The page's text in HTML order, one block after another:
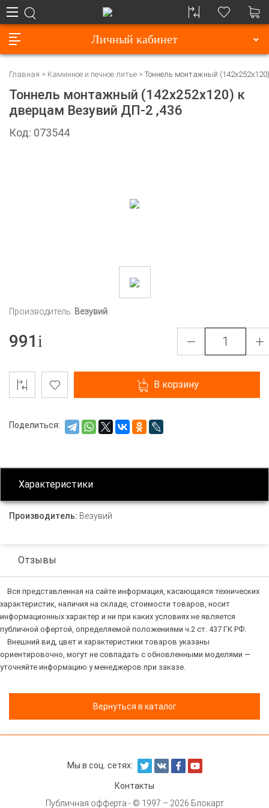
Личный кабинет
Главная Каминное и печное литье Тоннель монтажный
Тоннель монтажный (142х252х120) к
дверцам Везувий ДП-2 ,436
Код: 073544
Производитель: Везувий
991
В корзину
Поделиться:
Характеристики
Производитель: Везувий
Отзывы
Вся представленная на сайте информация, касающаяся технических
характеристик, наличия на складе, стоимости товаров, носит
информационных характер и ни при каких условиях не является
публичной офертой, определяемой положениями ч.2 ст. 437 ГК РФ.
Внешний вид, цвет и характеристики товаров указаны
ориентировочно, могут не совпадать с обновленными моделями —
уточняйте информацию у менеджеров при заказе.
Вернуться в каталог
Мы в соц. сетях:
Контакты
Публичная офферта - © 1997 – 2026 Блокарт